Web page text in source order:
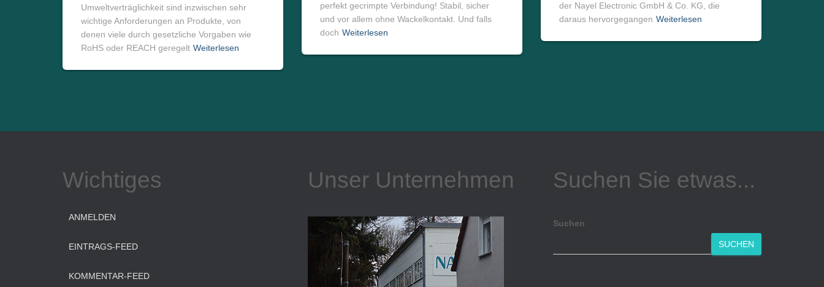
Umweltverträglichkeit sind inzwischen sehr
wichtige Anforderungen an Produkte, von
denen viele durch gesetzliche Vorgaben wie
RoHS oder REACH geregelt Weiterlesen
perfekt gecrimpte Verbindung! Stabil, sicher
und vor allem ohne Wackelkontakt. Und falls
doch Weiterlesen
der Nayel Electronic GmbH & Co. KG, die
daraus hervorgegangen Weiterlesen
Wichtiges
ANMELDEN
EINTRAGS-FEED
KOMMENTAR-FEED
Unser Unternehmen Suchen Sie etwas...
Suchen
SUCHEN